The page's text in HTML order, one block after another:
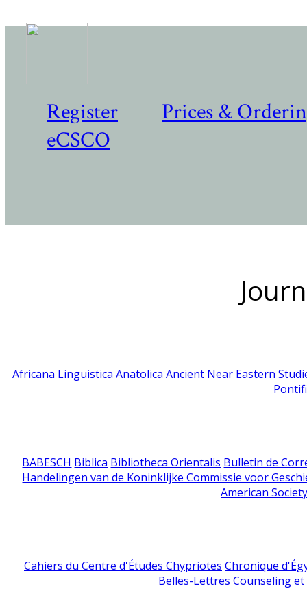
Register
Prices &
eCSCO
Africana Linguistica Anatolica Ancient Near Eastern
BABESCH Biblica Bibliotheca Orientalis Bulletin de
Handelingen van de Koninklijke Commissie voor
American
Cahiers du Centre d'Études Chypriotes Chronique
Belles-Lettres Counseling